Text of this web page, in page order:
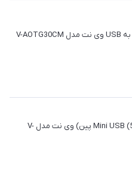
مبدل USB به Mini USB (5 پین) وی نت مدل V-